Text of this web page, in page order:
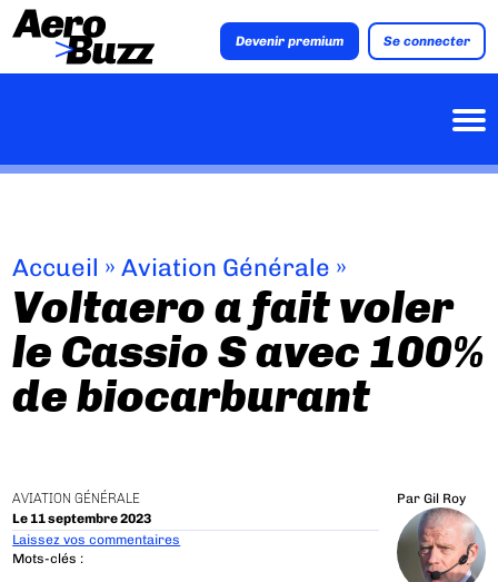
Devenir premium Se connecter
Accueil »Aviation Générale »
Voltaero a fait voler
le Cassio S avec 100%
de biocarburant
AVIATION GÉNÉRALE
Le 11 septembre 2023
Par Gil Roy
Laissez vos commentaires
Mots-clés :